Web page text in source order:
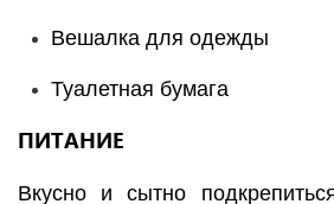
Вешалка для одежды
Туалетная бумага
ПИТАНИЕ
Вкусно и сытно